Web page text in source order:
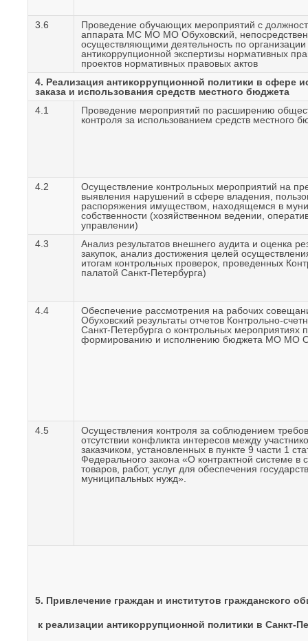
3.6
Проведение обучающих мероприятий с
аппарата МС МО МО Обуховский,
осуществляющими деятельность по
антикоррупционной экспертизы нормативных
проектов нормативных правовых актов
4. Реализация антикоррупционной политики в сфере
заказа и использования средств местного бюджета
4.1
Проведение мероприятий по расширению
контроля за использованием средств местного
4.2
Осуществление контрольных мероприятий на
выявления нарушений в сфере владения,
распоряжения имуществом, находящемся в
собственности (хозяйственном ведении,
управлении)
4.3
Анализ результатов внешнего аудита и оценка
закупок, анализ достижения целей
итогам контрольных проверок, проведенных
палатой Санкт-Петербурга)
4.4
Обеспечение рассмотрения на рабочих
Обуховский результаты отчетов Контрольно-
Санкт-Петербурга о контрольных мероприятиях
формированию и исполнению бюджета МО МО
4.5
Осуществления контроля за соблюдением
отсутствии конфликта интересов между
заказчиком, установленных в пункте 9 части 1
Федерального закона «О контрактной системе в
товаров, работ, услуг для обеспечения
муниципальных нужд».
5. Привлечение граждан и институтов гражданского
к реализации антикоррупционной политики в Санкт-